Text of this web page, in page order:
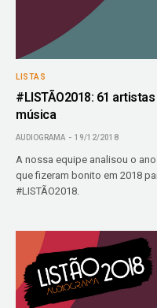
LISTAS
#LISTÃO2018: 61
música
AUDIOGRAMA 19/12/2018
A nossa equipe analisou o
que fizeram bonito em 2018
#LISTÃO2018.